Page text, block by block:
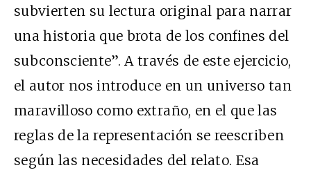
subvierten su lectura original para narrar
una historia que brota de los confines del
subconsciente”. A través de este ejercicio,
el autor nos introduce en un universo tan
maravilloso como extraño, en el que las
reglas de la representación se reescriben
según las necesidades del relato. Esa